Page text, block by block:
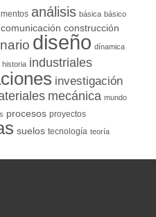
análisis básica básico
comunicación construcción
diseño dínamica
historia industriales
investigación
mecánica mundo
procesos proyectos
suelos tecnología teoría